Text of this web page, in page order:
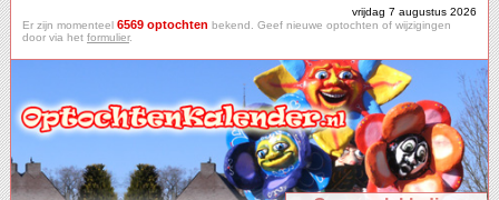
vrijdag 7 augustus 2026
Er zijn momenteel 6569 optochten bekend. Geef nieuwe optochten of wijzigingen
door via het formulier.